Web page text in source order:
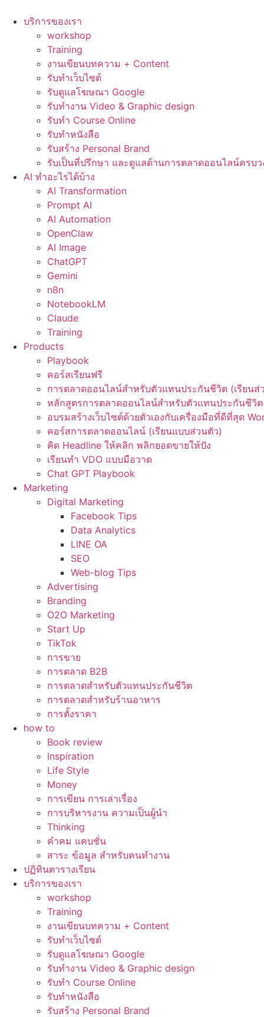
บริการของเรา
workshop
Training
งานเขียนบทความ + Content
รับทำเว็บไซต์
รับดูแลโฆษณา Google
รับทำงาน Video & Graphic design
รับทำ Course Online
รับทำหนังสือ
รับสร้าง Personal Brand
รับเป็นที่ปรึกษา และดูแลด้านการตลาดออนไลน์ครบว
AI ทำอะไรได้บ้าง
AI Transformation
Prompt AI
AI Automation
OpenClaw
AI Image
ChatGPT
Gemini
n8n
NotebookLM
Claude
Training
Products
Playbook
คอร์สเรียนฟรี
การตลาดออนไลน์สำหรับตัวแทนประกันชีวิต (เรียนส่
หลักสูตรการตลาดออนไลน์สำหรับตัวแทนประกันชีวิ
อบรมสร้างเว็บไซต์ด้วยตัวเองกับเครื่องมือที่ดีที่สุด
คอร์สการตลาดออนไลน์ (เรียนแบบส่วนตัว)
คิด Headline ให้คลิก พลิกยอดขายให้ปัง
เรียนทำ VDO แบบมือวาด
Chat GPT Playbook
Marketing
Digital Marketing
Facebook Tips
Data Analytics
LINE OA
SEO
Web-blog Tips
Advertising
Branding
O2O Marketing
Start Up
TikTok
การขาย
การตลาด B2B
การตลาดสำหรับตัวแทนประกันชีวิต
การตลาดสำหรับร้านอาหาร
การตั้งราคา
how to
Book review
Inspiration
Life Style
Money
การเขียน การเล่าเรื่อง
การบริหารงาน ความเป็นผู้นำ
Thinking
คำคม แคบชั่น
สาระ ข้อมูล สำหรับคนทำงาน
ปฏิทินตารางเรียน
บริการของเรา
workshop
Training
งานเขียนบทความ + Content
รับทำเว็บไซต์
รับดูแลโฆษณา Google
รับทำงาน Video & Graphic design
รับทำ Course Online
รับทำหนังสือ
รับสร้าง Personal Brand